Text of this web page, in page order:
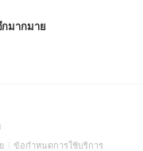
มากมาย
(Open
in(Open
ข้อกำหนดการใช้บริการ(Open